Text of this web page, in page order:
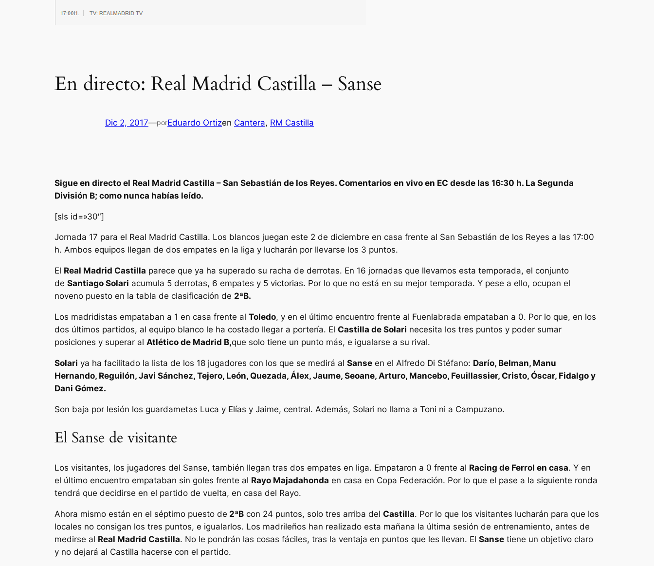
En directo: Real Madrid Castilla – Sanse
Dic 2, 2017—porEduardo Ortizen Cantera, RM Castilla
Sigue en directo el Real Madrid Castilla – San Sebastián de los Reyes. Comentarios en vivo en EC desde las 16:30 h. La Segunda
División B; como nunca habías leído.
[sls id=»30″]
Jornada 17 para el Real Madrid Castilla. Los blancos juegan este 2 de diciembre en casa frente al San Sebastián de los Reyes a las 17:00
h. Ambos equipos llegan de dos empates en la liga y lucharán por llevarse los 3 puntos.
El Real Madrid Castilla parece que ya ha superado su racha de derrotas. En 16 jornadas que llevamos esta temporada, el conjunto
de Santiago Solari acumula 5 derrotas, 6 empates y 5 victorias. Por lo que no está en su mejor temporada. Y pese a ello, ocupan el
noveno puesto en la tabla de clasificación de 2ªB.
Los madridistas empataban a 1 en casa frente al Toledo, y en el último encuentro frente al Fuenlabrada empataban a 0. Por lo que, en los
dos últimos partidos, al equipo blanco le ha costado llegar a portería. El Castilla de Solari necesita los tres puntos y poder sumar
posiciones y superar al Atlético de Madrid B,que solo tiene un punto más, e igualarse a su rival.
Solari ya ha facilitado la lista de los 18 jugadores con los que se medirá al Sanse en el Alfredo Di Stéfano: Darío, Belman, Manu
Hernando, Reguilón, Javi Sánchez, Tejero, León, Quezada, Álex, Jaume, Seoane, Arturo, Mancebo, Feuillassier, Cristo, Óscar, Fidalgo y
Dani Gómez.
Son baja por lesión los guardametas Luca y Elías y Jaime, central. Además, Solari no llama a Toni ni a Campuzano.
El Sanse de visitante
Los visitantes, los jugadores del Sanse, también llegan tras dos empates en liga. Empataron a 0 frente al Racing de Ferrol en casa. Y en
el último encuentro empataban sin goles frente al Rayo Majadahonda en casa en Copa Federación. Por lo que el pase a la siguiente ronda
tendrá que decidirse en el partido de vuelta, en casa del Rayo.
Ahora mismo están en el séptimo puesto de 2ªB con 24 puntos, solo tres arriba del Castilla. Por lo que los visitantes lucharán para que los
locales no consigan los tres puntos, e igualarlos. Los madrileños han realizado esta mañana la última sesión de entrenamiento, antes de
medirse al Real Madrid Castilla. No le pondrán las cosas fáciles, tras la ventaja en puntos que les llevan. El Sanse tiene un objetivo claro
y no dejará al Castilla hacerse con el partido.